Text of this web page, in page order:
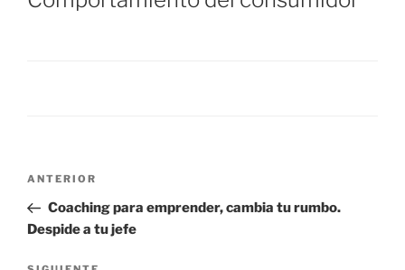
ANTERIOR
Coaching para emprender, cambia tu rumbo.
Despide a tu jefe